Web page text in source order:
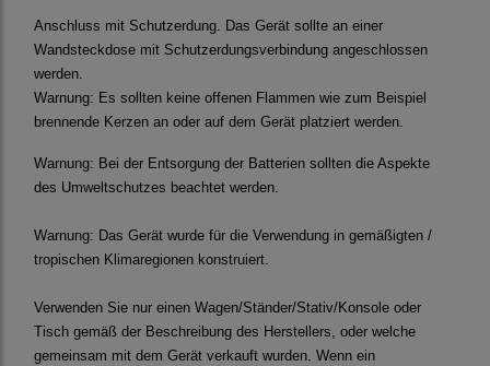
Anschluss mit Schutzerdung. Das Gerät sollte an einer
Wandsteckdose mit Schutzerdungsverbindung angeschlossen
werden.
Warnung: Es sollten keine offenen Flammen wie zum Beispiel
brennende Kerzen an oder auf dem Gerät platziert werden.
Warnung: Bei der Entsorgung der Batterien sollten die Aspekte
des Umweltschutzes beachtet werden.
Warnung: Das Gerät wurde für die Verwendung in gemäßigten /
tropischen Klimaregionen konstruiert.
Verwenden Sie nur einen Wagen/Ständer/Stativ/Konsole oder
Tisch gemäß der Beschreibung des Herstellers, oder welche
gemeinsam mit dem Gerät verkauft wurden. Wenn ein